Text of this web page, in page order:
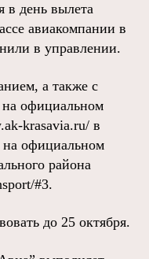
в день вылета
авиакомпании в
в управлении.
а также с
официальном
krasavia.ru/ в
на официальном
района
#3.
до 25 октября.